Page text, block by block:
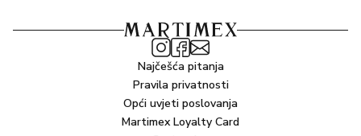
(Sesame) Seed Extract, Disodium Lauryl Sulfosuccinate,
Helianthus Annuus (Sunflower) Seed Wax, Sodium
Stearoyl Glutamate, Polyglycerin-3, Raspberry Ketone,
Najčešća pitanja
Pravila privatnosti
Opći uvjeti poslovanja
Martimex Loyalty Card